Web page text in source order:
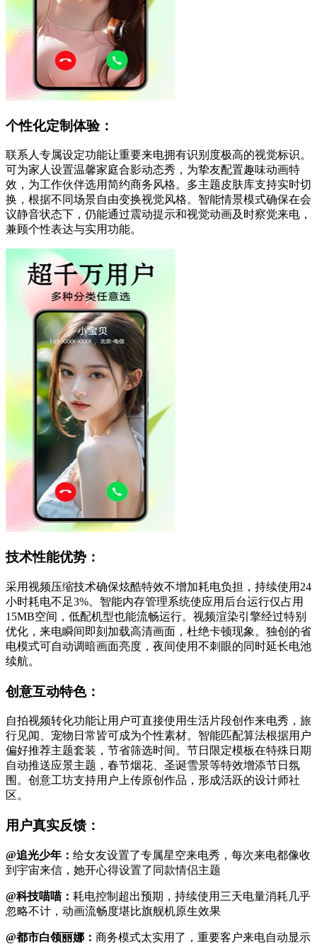
个性化定制体验：
联系人专属设定功能让重要来电拥有识别度极高的视觉标识。
可为家人设置温馨家庭合影动态秀，为挚友配置趣味动画特
效，为工作伙伴选用简约商务风格。多主题皮肤库支持实时切
换，根据不同场景自由变换视觉风格。智能情景模式确保在会
议静音状态下，仍能通过震动提示和视觉动画及时察觉来电，
兼顾个性表达与实用功能。
技术性能优势：
采用视频压缩技术确保炫酷特效不增加耗电负担，持续使用24
小时耗电不足3%。智能内存管理系统使应用后台运行仅占用
15MB空间，低配机型也能流畅运行。视频渲染引擎经过特别
优化，来电瞬间即刻加载高清画面，杜绝卡顿现象。独创的省
电模式可自动调暗画面亮度，夜间使用不刺眼的同时延长电池
续航。
创意互动特色：
自拍视频转化功能让用户可直接使用生活片段创作来电秀，旅
行见闻、宠物日常皆可成为个性素材。智能匹配算法根据用户
偏好推荐主题套装，节省筛选时间。节日限定模板在特殊日期
自动推送应景主题，春节烟花、圣诞雪景等特效增添节日氛
围。创意工坊支持用户上传原创作品，形成活跃的设计师社
区。
用户真实反馈：
@追光少年： 给女友设置了专属星空来电秀，每次来电都像收
到宇宙来信，她开心得设置了同款情侣主题
@科技喵喵： 耗电控制超出预期，持续使用三天电量消耗几乎
忽略不计，动画流畅度堪比旗舰机原生效果
@都市白领丽娜： 商务模式太实用了，重要客户来电自动显示